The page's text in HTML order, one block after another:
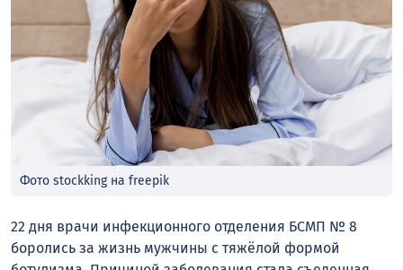
Фото stockking на freepik
22 дня врачи инфекционного отделения БСМП № 8
боролись за жизнь мужчины с тяжёлой формой